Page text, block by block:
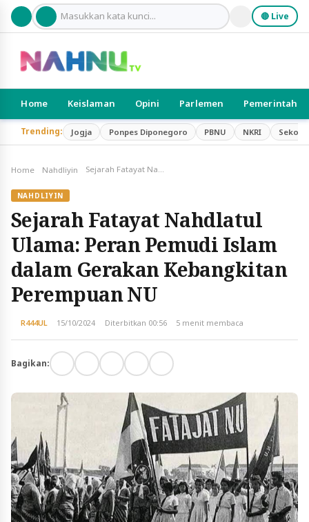
🔴 Live
Home Keislaman Opini Parlemen Pemerintah
Trending: Jogja Ponpes Diponegoro PBNU NKRI
Home Nahdliyin
NAHDLIYIN
Sejarah Fatayat Nahdlatul
Ulama: Peran Pemudi Islam
dalam Gerakan Kebangkitan
Perempuan NU
R444UL 15/10/2024 Diterbitkan 00:56 5 menit membaca
Bagikan: